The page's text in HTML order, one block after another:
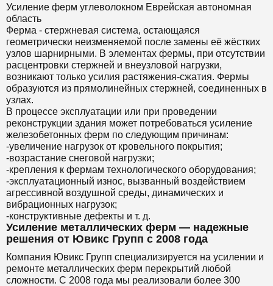
Усиление ферм углеволокном Еврейская автономная
область
Ферма - стержневая система, остающаяся
геометрически неизменяемой после замены её жёстких
узлов шарнирными. В элементах фермы, при отсутствии
расцентровки стержней и внеузловой нагрузки,
возникают только усилия растяжения-сжатия. Фермы
образуются из прямолинейных стержней, соединенных в
узлах.
В процессе эксплуатации или при проведении
реконструкции здания может потребоваться усиление
железобетонных ферм по следующим причинам:
-увеличение нагрузок от кровельного покрытия;
-возрастание снеговой нагрузки;
-крепления к фермам технологического оборудования;
-эксплуатационный износ, вызванный воздействием
агрессивной воздушной среды, динамических и
вибрационных нагрузок;
-конструктивные дефекты и т. д.
Усиление металлических ферм — надежные
решения от Ювикс Групп с 2008 года
Компания Ювикс Групп специализируется на усилении и
ремонте металлических ферм перекрытий любой
сложности. С 2008 года мы реализовали более 300